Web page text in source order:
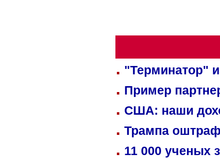
"Терминатор"
Пример
США: наши
Трампа
11 000 ученых